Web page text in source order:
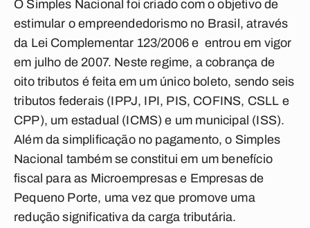
O Simples Nacional foi criado com o objetivo de
estimular o empreendedorismo no Brasil, através
da Lei Complementar 123/2006 e entrou em vigor
em julho de 2007. Neste regime, a cobrança de
oito tributos é feita em um único boleto, sendo seis
tributos federais (IPPJ, IPI, PIS, COFINS, CSLL e
CPP), um estadual (ICMS) e um municipal (ISS).
Além da simplificação no pagamento, o Simples
Nacional também se constitui em um benefício
fiscal para as Microempresas e Empresas de
Pequeno Porte, uma vez que promove uma
redução significativa da carga tributária.